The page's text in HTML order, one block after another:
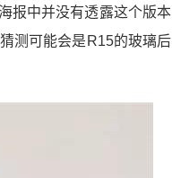
报中并没有透露这个版本
测可能会是R15的玻璃后